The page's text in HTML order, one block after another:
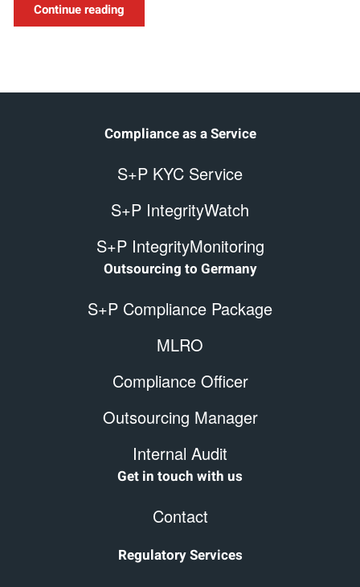
Continue reading
Compliance as a Service
S+P KYC Service
S+P IntegrityWatch
S+P IntegrityMonitoring
Outsourcing to Germany
S+P Compliance Package
MLRO
Compliance Officer
Outsourcing Manager
Internal Audit
Get in touch with us
Contact
Regulatory Services